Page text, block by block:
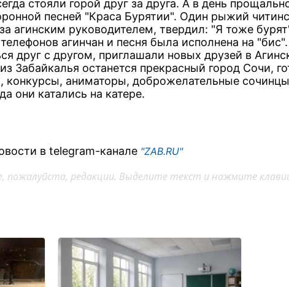
стояли горой друг за друга. А в день
песней "Краса Бурятии". Один рыжий
агинским руководителем, твердил: "Я тоже
агинчан и песня была исполнена на
друг с другом, приглашали новых друзей в
Забайкалья останется прекрасный город Сочи,
конкурсы, аниматоры, доброжелательные
они катались на катере.
в telegram-канале "ZAB.RU"
редакции. Выделите текст и нажмите